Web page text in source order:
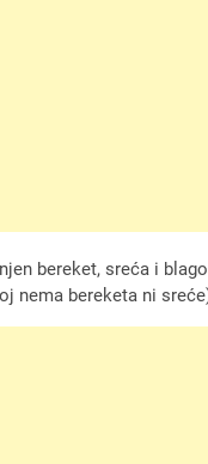
bereket, sreća i
nema bereketa ni